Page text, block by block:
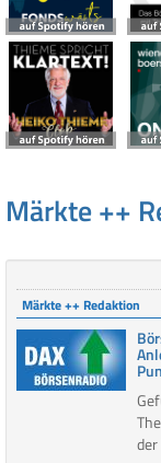
Märkte ++
Märkte ++ Redaktion
der